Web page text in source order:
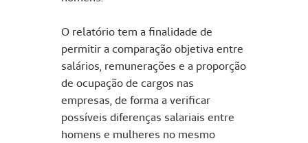
O relatório tem a finalidade de
permitir a comparação objetiva entre
salários, remunerações e a proporção
de ocupação de cargos nas
empresas, de forma a verificar
possíveis diferenças salariais entre
homens e mulheres no mesmo